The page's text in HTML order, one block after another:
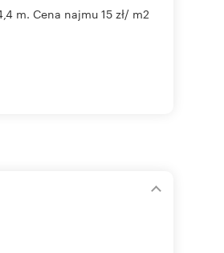
m. Cena najmu 15 zł/ m2